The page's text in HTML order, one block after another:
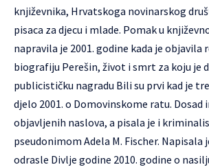
književnika, Hrvatskoga novinarskog
pisaca za djecu i mlade. Pomak u
napravila je 2001. godine kada je objavila
biografiju Perešin, život i smrt za koju je
publicističku nagradu Bili su prvi kad je
djelo 2001. o Domovinskome ratu. Dosad
objavljenih naslova, a pisala je i
pseudonimom Adela M. Fischer. Napisala
odrasle Divlje godine 2010. godine o